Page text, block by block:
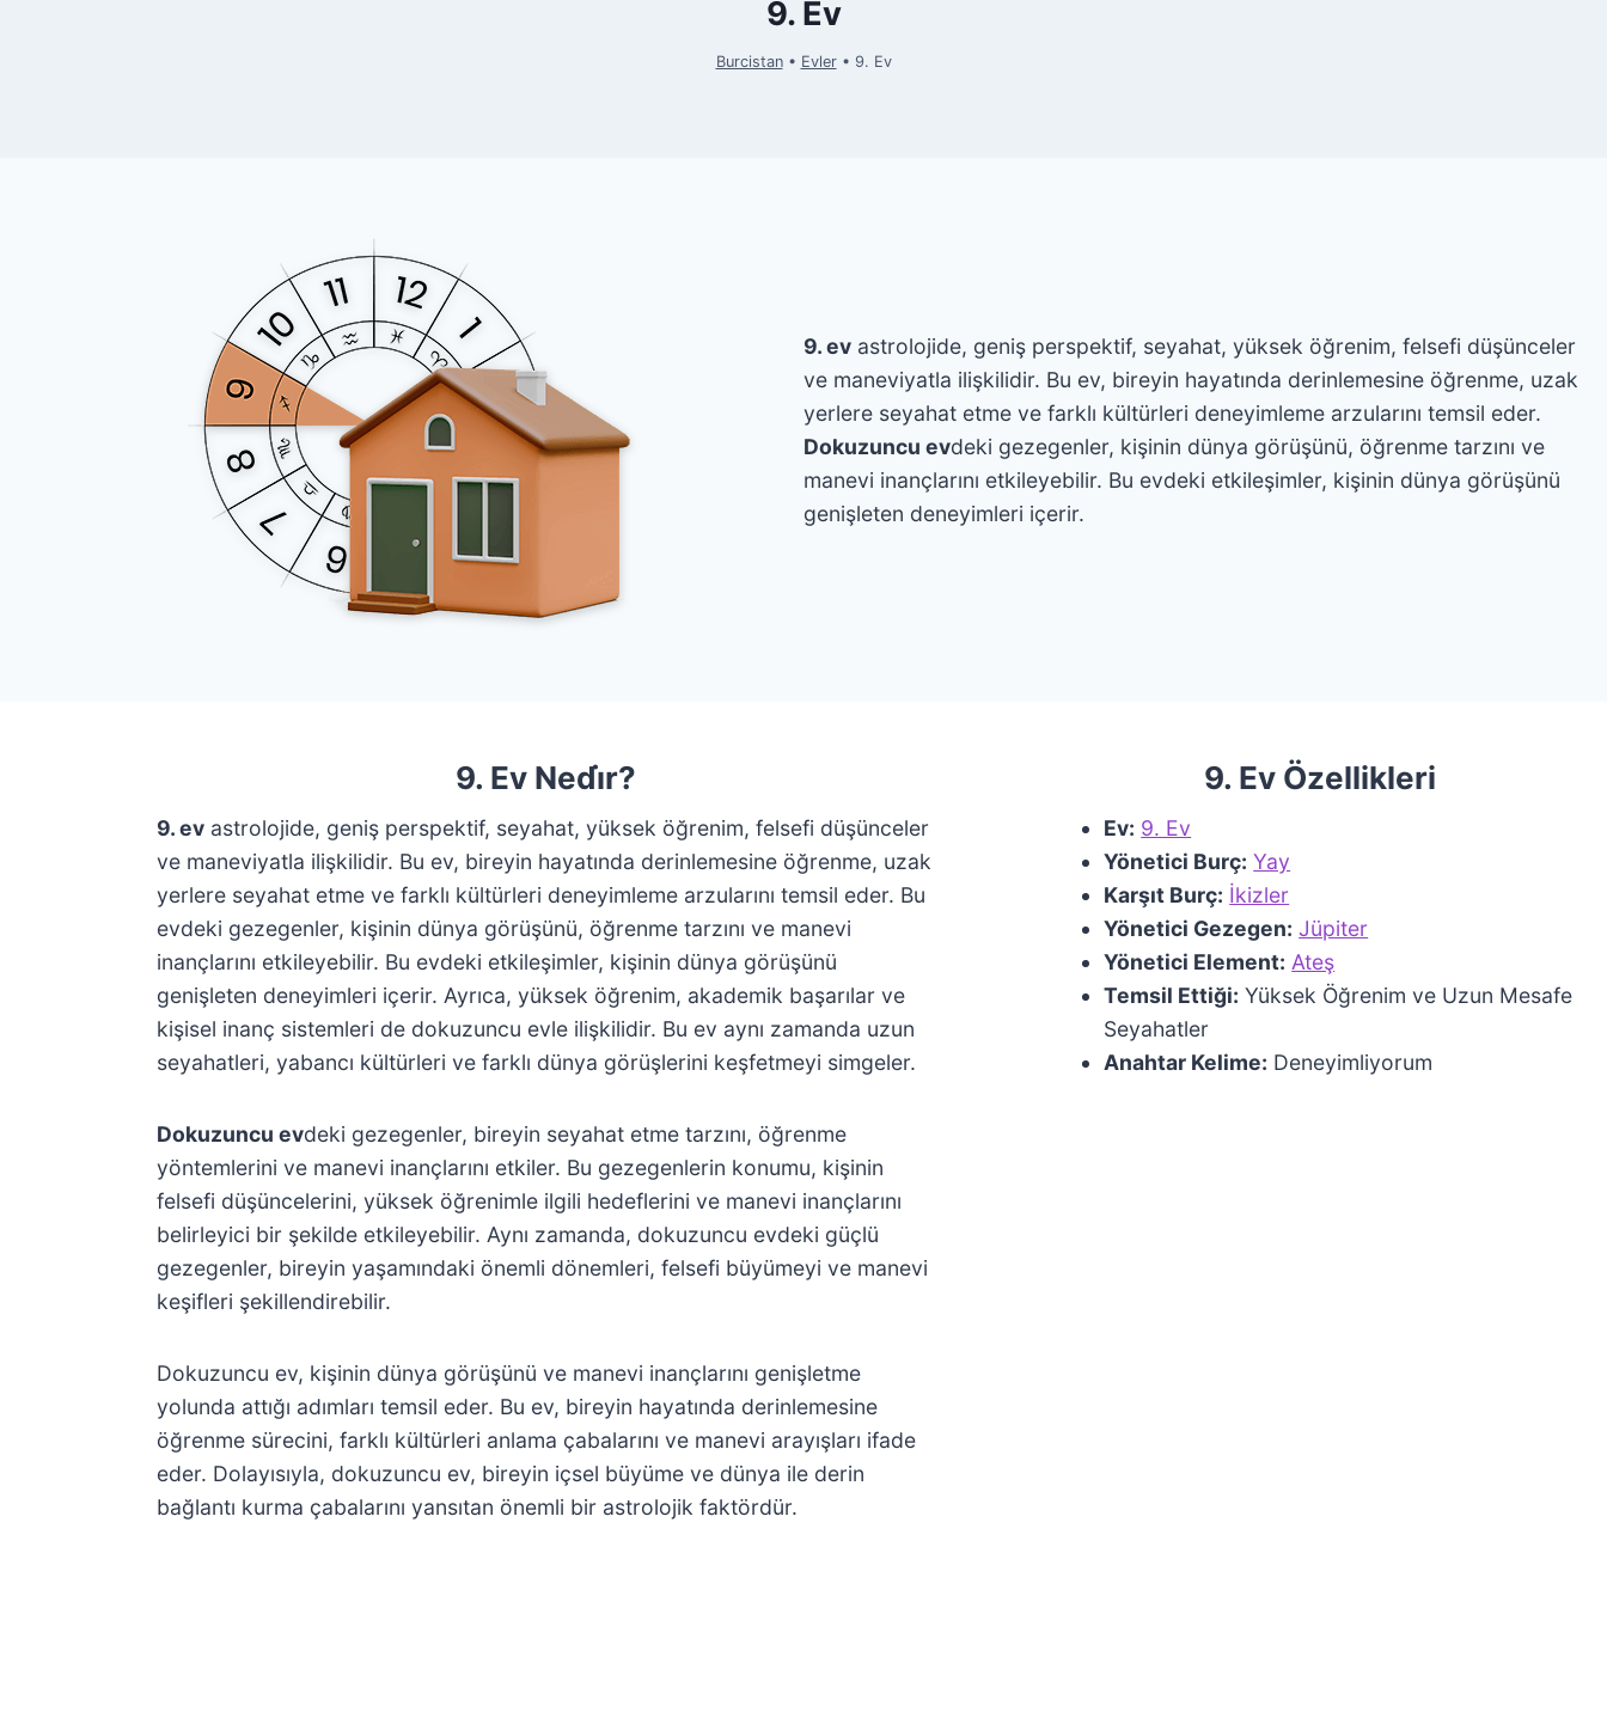
9. Ev
Burcistan• Evler• 9. Ev
9. ev astrolojide, geniş perspektif, seyahat, yüksek öğrenim, felsefi düşünceler
ve maneviyatla ilişkilidir. Bu ev, bireyin hayatında derinlemesine öğrenme, uzak
yerlere seyahat etme ve farklı kültürleri deneyimleme arzularını temsil eder.
Dokuzuncu evdeki gezegenler, kişinin dünya görüşünü, öğrenme tarzını ve
manevi inançlarını etkileyebilir. Bu evdeki etkileşimler, kişinin dünya görüşünü
genişleten deneyimleri içerir.
9. Ev Nedi̇r?
9. ev astrolojide, geniş perspektif, seyahat, yüksek öğrenim, felsefi düşünceler
ve maneviyatla ilişkilidir. Bu ev, bireyin hayatında derinlemesine öğrenme, uzak
yerlere seyahat etme ve farklı kültürleri deneyimleme arzularını temsil eder. Bu
evdeki gezegenler, kişinin dünya görüşünü, öğrenme tarzını ve manevi
inançlarını etkileyebilir. Bu evdeki etkileşimler, kişinin dünya görüşünü
genişleten deneyimleri içerir. Ayrıca, yüksek öğrenim, akademik başarılar ve
kişisel inanç sistemleri de dokuzuncu evle ilişkilidir. Bu ev aynı zamanda uzun
seyahatleri, yabancı kültürleri ve farklı dünya görüşlerini keşfetmeyi simgeler.
Dokuzuncu evdeki gezegenler, bireyin seyahat etme tarzını, öğrenme
yöntemlerini ve manevi inançlarını etkiler. Bu gezegenlerin konumu, kişinin
felsefi düşüncelerini, yüksek öğrenimle ilgili hedeflerini ve manevi inançlarını
belirleyici bir şekilde etkileyebilir. Aynı zamanda, dokuzuncu evdeki güçlü
gezegenler, bireyin yaşamındaki önemli dönemleri, felsefi büyümeyi ve manevi
keşifleri şekillendirebilir.
Dokuzuncu ev, kişinin dünya görüşünü ve manevi inançlarını genişletme
yolunda attığı adımları temsil eder. Bu ev, bireyin hayatında derinlemesine
öğrenme sürecini, farklı kültürleri anlama çabalarını ve manevi arayışları ifade
eder. Dolayısıyla, dokuzuncu ev, bireyin içsel büyüme ve dünya ile derin
bağlantı kurma çabalarını yansıtan önemli bir astrolojik faktördür.
9. Ev Özellikleri
Ev: 9. Ev
Yönetici Burç: Yay
Karşıt Burç: İkizler
Yönetici Gezegen: Jüpiter
Yönetici Element: Ateş
Temsil Ettiği: Yüksek Öğrenim ve Uzun Mesafe
Seyahatler
Anahtar Kelime: Deneyimliyorum